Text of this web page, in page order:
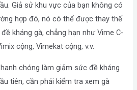
Giả sử khu vực của bạn không có
hợp đó, nó có thể được thay thế
kháng gà, chẳng hạn như Vime C-
cộng, Vimekat cộng, v.v.
chóng làm giảm sức đề kháng
tiên, cần phải kiểm tra xem gà